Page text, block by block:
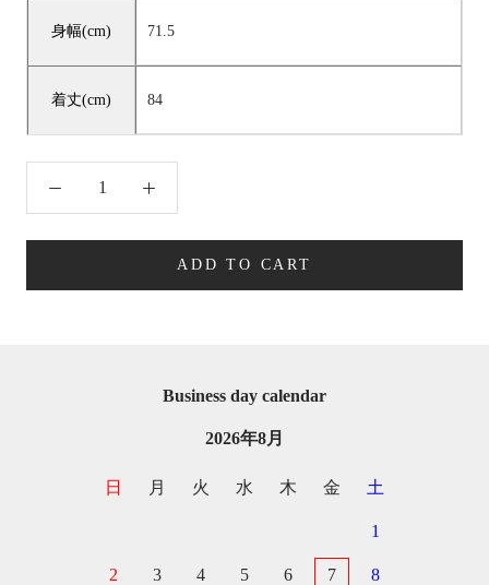
身幅(cm) 71.5
着丈(cm) 84
ADD TO CART
Business day calendar
2026年8月
日 月 火 水 木 金 土
1
2 3 4 5 6 7 8